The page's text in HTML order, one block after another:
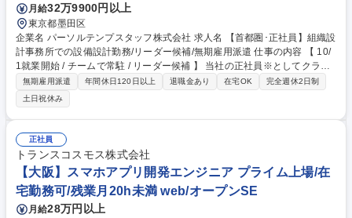
月給32万9900円以上
東京都墨田区
企業名 パーソルテンプスタッフ株式会社 求人名 【首都圏･正社員】組織設
計事務所での設備設計勤務/リーダー候補/無期雇用派遣 仕事の内容 【 10/
1就業開始 / チームで常駐 / リーダー候補 】 当社の正社員※としてクライ
アント企業へ常駐し、住宅設備のCADオペレーターとして勤務いただきま
す。※無期雇用派遣 設備設計担当者の指示のもと、計画検討、資料作成、
作図補助および社内設計調整の支援を行い、設計意図を正確に図面・資料
へ反映させる業務です。単純なCADオペレーションや計算作業に限定され
るものではなく、設計者の意図を理解した上で業務を推進する「設計担当
サポート」の役割を担っていただきます。 ●対象工程：基本計画、基本設
計 募集職種 【首都圏･正社員】組織設計事務所での設備設計勤務/リーダー
候補/無期雇用派遣
無期雇用派遣 年間休日120日以上 退職金あり 在宅OK
完全週休2日制
土日祝休み
正社員
トランスコスモス株式会社
【大阪】スマホアプリ開発エンジニア プライム上場/在
宅勤務可/残業月20h未満 web/オープンSE
月給28万円以上